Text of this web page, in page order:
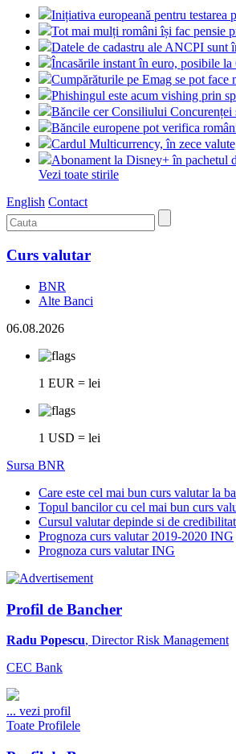
Inițiativa europeană pentru testarea
Tot mai mulți români își fac pensie
Datele de cadastru ale ANCPI sunt
Încasările instant în euro, posibile
Cumpărăturile pe Emag se pot
Phishingul este acum vishing prin
Băncile cer Consiliului
Băncile europene pot verifica
Cardul Multicurrency, în zece
Abonament la Disney+ în pachetul
Vezi toate stirile
English Contact
Curs valutar
BNR
Alte Banci
06.08.2026
1 EUR = lei
1 USD = lei
Sursa BNR
Care este cel mai bun curs valutar la
Topul bancilor cu cel mai bun curs
Cursul valutar depinde si de
Prognoza curs valutar 2019-2020 ING
Prognoza curs valutar ING
Profil de Bancher
Radu Popescu, Director Risk Management
CEC Bank
... vezi profil
Toate Profilele